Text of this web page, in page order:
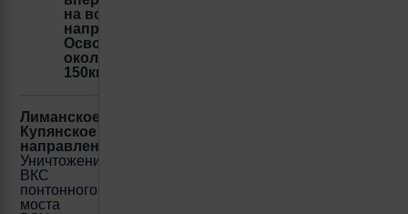
на всех
направлениях.
Освобождено
около
150км
Лиманское/
Купянское
направление:
Уничтожение
ВКС
понтонного
моста